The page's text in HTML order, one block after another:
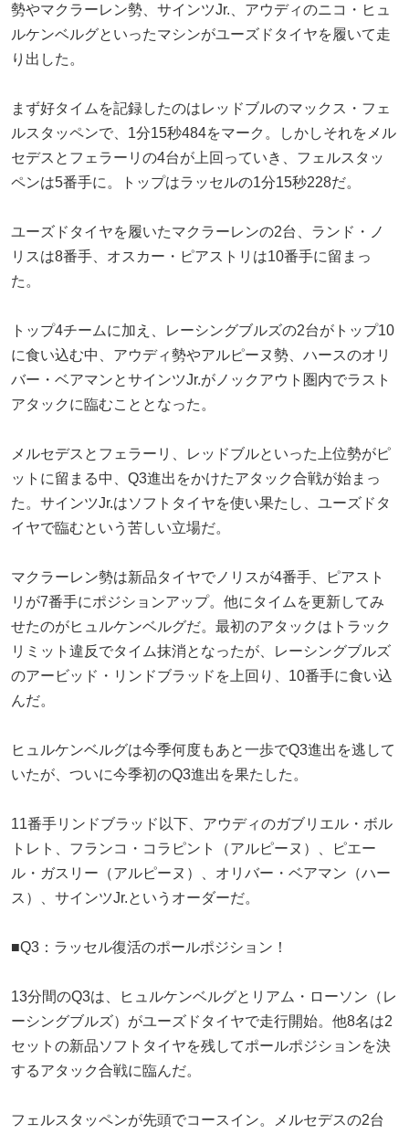
勢やマクラーレン勢、サインツJr.、アウディのニコ・ヒュ
ルケンベルグといったマシンがユーズドタイヤを履いて走
り出した。
まず好タイムを記録したのはレッドブルのマックス・フェ
ルスタッペンで、1分15秒484をマーク。しかしそれをメル
セデスとフェラーリの4台が上回っていき、フェルスタッ
ペンは5番手に。トップはラッセルの1分15秒228だ。
ユーズドタイヤを履いたマクラーレンの2台、ランド・ノ
リスは8番手、オスカー・ピアストリは10番手に留まっ
た。
トップ4チームに加え、レーシングブルズの2台がトップ10
に食い込む中、アウディ勢やアルピーヌ勢、ハースのオリ
バー・ベアマンとサインツJr.がノックアウト圏内でラスト
アタックに臨むこととなった。
メルセデスとフェラーリ、レッドブルといった上位勢がピ
ットに留まる中、Q3進出をかけたアタック合戦が始まっ
た。サインツJr.はソフトタイヤを使い果たし、ユーズドタ
イヤで臨むという苦しい立場だ。
マクラーレン勢は新品タイヤでノリスが4番手、ピアスト
リが7番手にポジションアップ。他にタイムを更新してみ
せたのがヒュルケンベルグだ。最初のアタックはトラック
リミット違反でタイム抹消となったが、レーシングブルズ
のアービッド・リンドブラッドを上回り、10番手に食い込
んだ。
ヒュルケンベルグは今季何度もあと一歩でQ3進出を逃して
いたが、ついに今季初のQ3進出を果たした。
11番手リンドブラッド以下、アウディのガブリエル・ボル
トレト、フランコ・コラピント（アルピーヌ）、ピエー
ル・ガスリー（アルピーヌ）、オリバー・ベアマン（ハー
ス）、サインツJr.というオーダーだ。
■Q3：ラッセル復活のポールポジション！
13分間のQ3は、ヒュルケンベルグとリアム・ローソン（レ
ーシングブルズ）がユーズドタイヤで走行開始。他8名は2
セットの新品ソフトタイヤを残してポールポジションを決
するアタック合戦に臨んだ。
フェルスタッペンが先頭でコースイン。メルセデスの2台